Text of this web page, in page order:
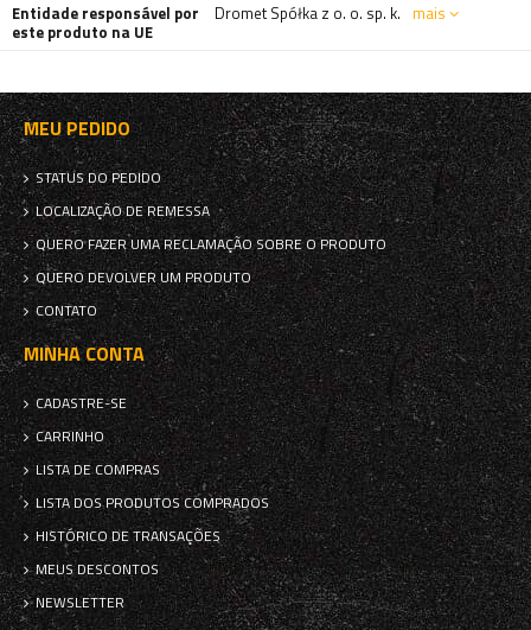
Entidade responsável por
este produto na UE
Dromet Spółka z o. o. sp. k. mais
MEU PEDIDO
STATUS DO PEDIDO
LOCALIZAÇÃO DE REMESSA
QUERO FAZER UMA RECLAMAÇÃO SOBRE O PRODUTO
QUERO DEVOLVER UM PRODUTO
CONTATO
MINHA CONTA
CADASTRE-SE
CARRINHO
LISTA DE COMPRAS
LISTA DOS PRODUTOS COMPRADOS
HISTÓRICO DE TRANSAÇÕES
MEUS DESCONTOS
NEWSLETTER